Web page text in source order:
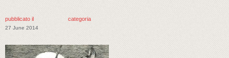
pubblicato il
27 June 2014
categoria